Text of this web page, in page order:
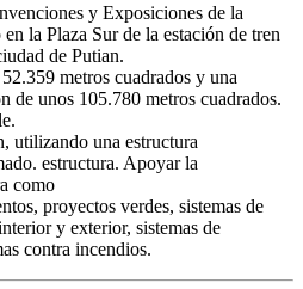
y Exposiciones de la
la Plaza Sur de la estación de tren
de Putian.
metros cuadrados y una
de unos 105.780 metros cuadrados.
utilizando una estructura
estructura. Apoyar la
como
proyectos verdes, sistemas de
y exterior, sistemas de
contra incendios.